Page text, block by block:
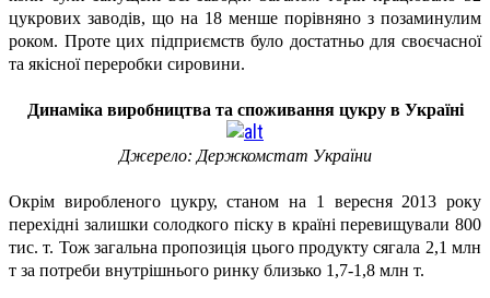
цукрових заводів, що на 18 менше порівняно з позаминулим
роком. Проте цих підприємств було достатньо для своєчасної
та якісної переробки сировини.
Динаміка виробництва та споживання цукру в Україні
Джерело: Держкомстат України
Окрім виробленого цукру, станом на 1 вересня 2013 року
перехідні залишки солодкого піску в країні перевищували 800
тис. т. Тож загальна пропозиція цього продукту сягала 2,1 млн
т за потреби внутрішнього ринку близько 1,7-1,8 млн т.